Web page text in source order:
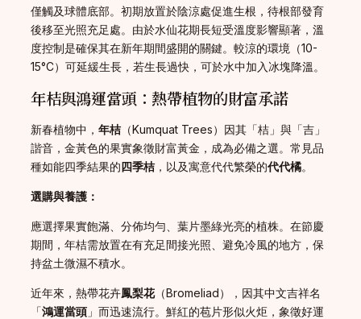
僅觸及球體底部。初期放置於陰涼處促進生根，待根部發育
後移至光照充足處。由於水仙花期長短受溫度影響顯著，溫
度控制是確保其在新年期間盛開的關鍵。較涼的環境（10-
15°C）可延緩生長，若生長過快，可於水中加入冰塊降溫。
年桔與鴻運當頭：熱帶植物的財富承諾
新春植物中， 年桔（Kumquat Trees）因其「桔」與「吉」
諧音，金黃色的果實象徵財富黃金，成為必備之選。常見品
種如能四季結果的四季桔，以及寓意代代繁榮的代代橘。
選購與養護：
應選擇果實飽滿、分佈均勻、葉片墨綠光亮的植株。在節慶
期間，年桔需放置在有充足間接光照、避免冷風的地方，保
持盆土微濕不積水。
近年來，熱帶花卉鳳梨花（Bromeliad），因其中文吉祥名
「鴻運當頭 」而迅速流行。鮮紅的苞片形似火炬，象徵好運